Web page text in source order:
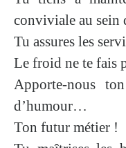
conviviale au sein
Tu assures les
Le froid ne te fais
Apporte-nous
d’humour…
Ton futur métier !